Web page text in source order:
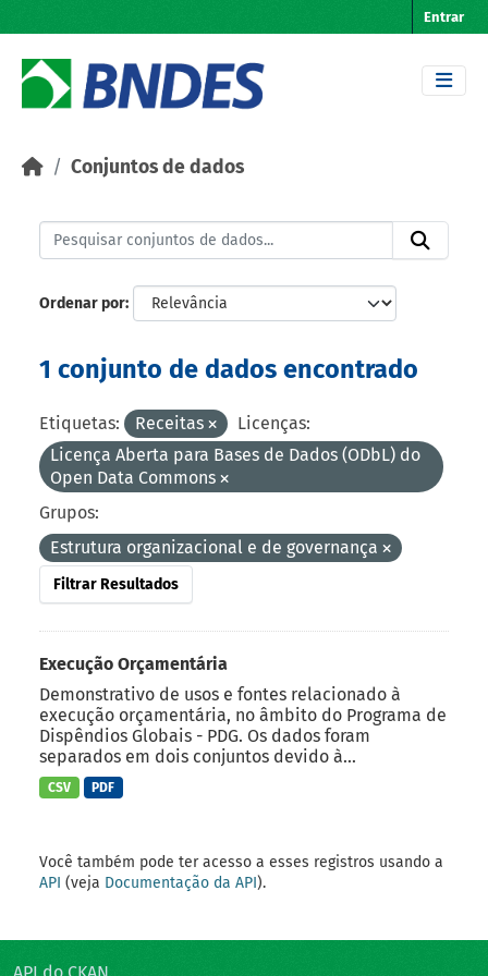
Entrar
Conjuntos de dados
Ordenar por
1 conjunto de dados encontrado
Etiquetas: Receitas
Licenças:
Licença Aberta para Bases de Dados (ODbL) do
Open Data Commons
Grupos:
Estrutura organizacional e de governança
Filtrar Resultados
Execução Orçamentária
Demonstrativo de usos e fontes relacionado à
execução orçamentária, no âmbito do Programa de
Dispêndios Globais - PDG. Os dados foram
separados em dois conjuntos devido à...
CSV PDF
Você também pode ter acesso a esses registros usando a
API (veja Documentação da API).